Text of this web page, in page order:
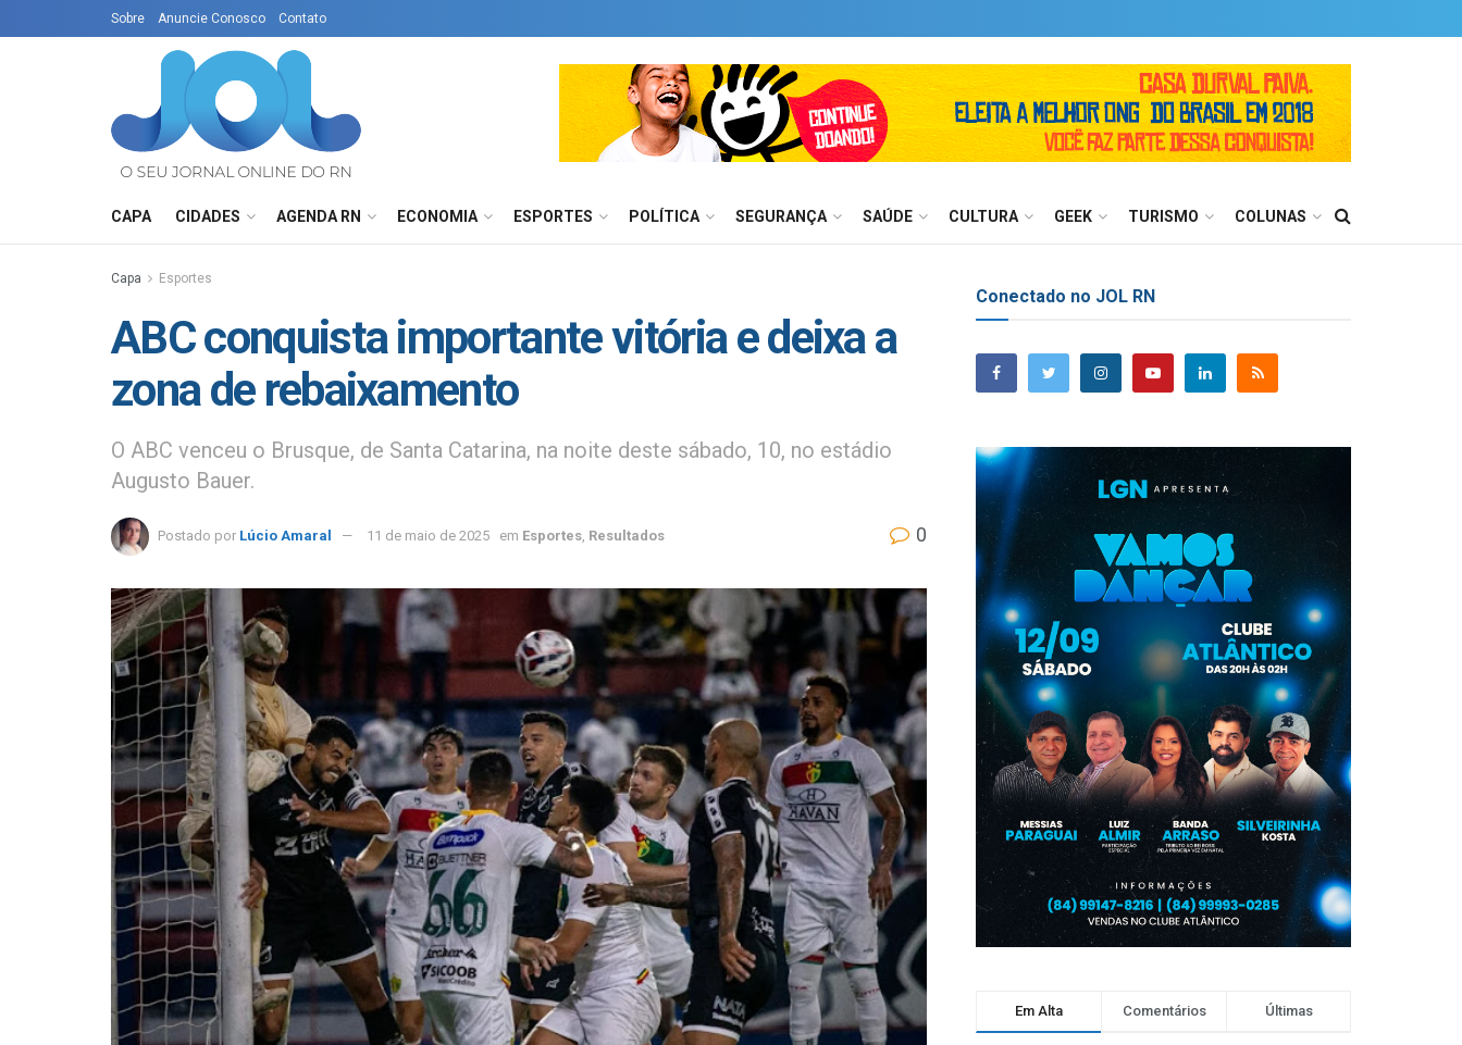
Sobre Anuncie Conosco Contato
CAPA CIDADES AGENDA RN ECONOMIA ESPORTES POLÍTICA SEGURANÇA SAÚDE CULTURA GEEK TURISMO COLUNAS
Capa Esportes
ABC conquista importante vitória e deixa a
zona de rebaixamento
O ABC venceu o Brusque, de Santa Catarina, na noite deste sábado, 10, no estádio
Augusto Bauer.
Postado por Lúcio Amaral 11 de maio de 2025 em Esportes Resultados 0
Conectado no JOL RN
Em Alta Comentários Últimas